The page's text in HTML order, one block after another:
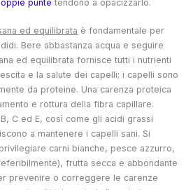
punte tendono a opacizzarlo.
ed equilibrata è fondamentale per
Bere abbastanza acqua e seguire
ed equilibrata fornisce tutti i nutrienti
e la salute dei capelli; i capelli sono
da proteine. Una carenza proteica
e rottura della fibra capillare.
C ed E, così come gli acidi grassi
a mantenere i capelli sani. Si
carni bianche, pesce azzurro,
frutta secca e abbondante
prevenire o correggere le carenze